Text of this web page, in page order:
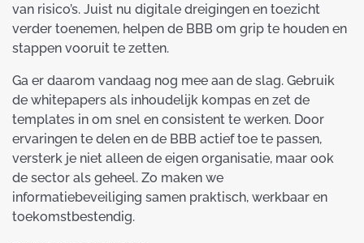
van risico’s. Juist nu digitale dreigingen en toezicht
verder toenemen, helpen de BBB om grip te houden en
stappen vooruit te zetten.
Ga er daarom vandaag nog mee aan de slag. Gebruik
de whitepapers als inhoudelijk kompas en zet de
templates in om snel en consistent te werken. Door
ervaringen te delen en de BBB actief toe te passen,
versterk je niet alleen de eigen organisatie, maar ook
de sector als geheel. Zo maken we
informatiebeveiliging samen praktisch, werkbaar en
toekomstbestendig.